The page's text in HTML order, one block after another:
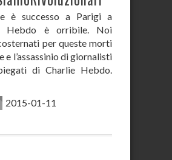
è successo a Parigi a
Hebdo è orribile. Noi
per queste morti
e l’assassinio di giornalisti
di Charlie Hebdo.
2015-01-11